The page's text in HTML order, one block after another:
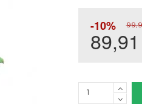
-10%